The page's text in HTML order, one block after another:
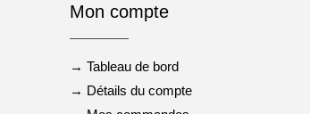
Mon compte
→ Tableau de bord
→ Détails du compte